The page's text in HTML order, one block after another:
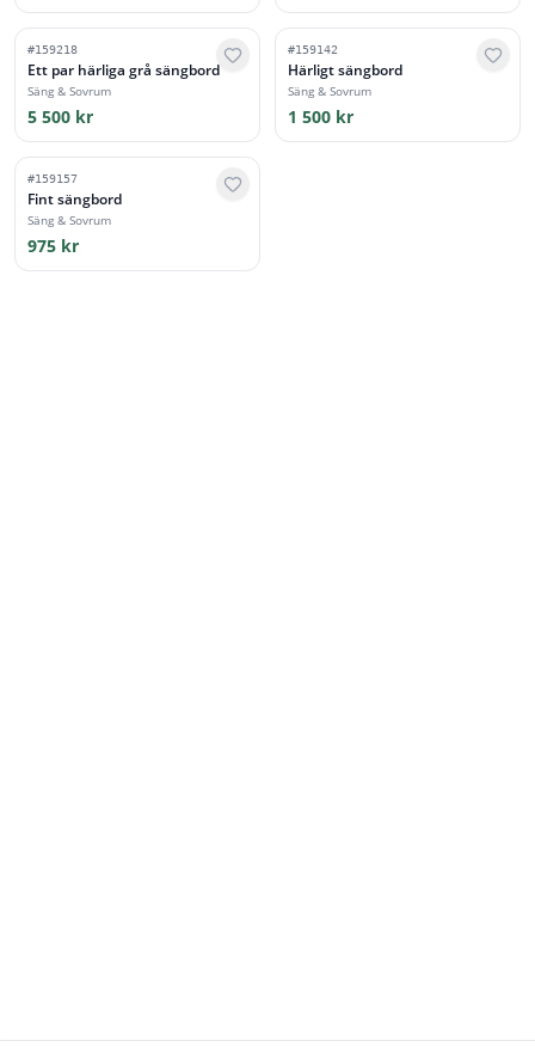
#159218
Ett par härliga grå sängbord
Säng & Sovrum
5 500 kr
#159142
Härligt sängbord
Säng & Sovrum
1 500 kr
#159157
Fint sängbord
Säng & Sovrum
975 kr